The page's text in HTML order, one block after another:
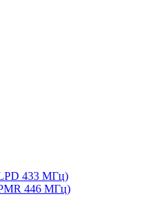
433 МГц)
446 МГц)